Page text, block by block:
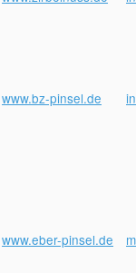
www.bz-pinsel.de
www.eber-pinsel.de